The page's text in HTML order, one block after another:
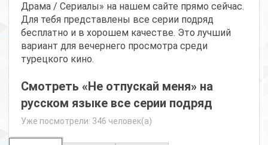
Драма / Сериалы» на нашем сайте прямо сейчас.
Для тебя представлены все серии подряд
бесплатно и в хорошем качестве. Это лучший
вариант для вечернего просмотра среди
турецкого кино.
Смотреть «Не отпускай меня» на
русском языке все серии подряд
Уже посмотрели: 346 человек(а)